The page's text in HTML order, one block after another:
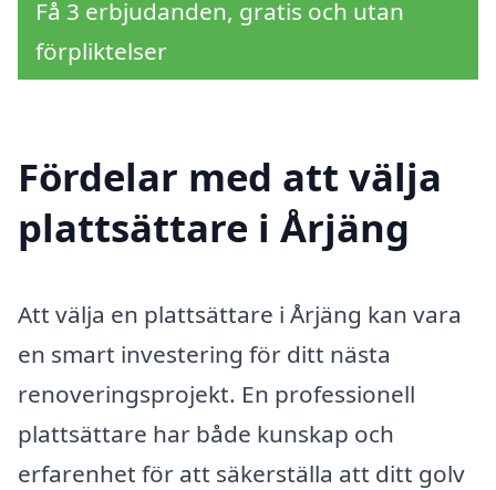
Få 3 erbjudanden, gratis och utan
förpliktelser
Fördelar med att välja
plattsättare i Årjäng
Att välja en plattsättare i Årjäng kan vara
en smart investering för ditt nästa
renoveringsprojekt. En professionell
plattsättare har både kunskap och
erfarenhet för att säkerställa att ditt golv